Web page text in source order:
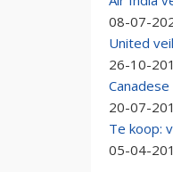
08-07-
United
26-10-
20-07-
Te koop:
05-04-